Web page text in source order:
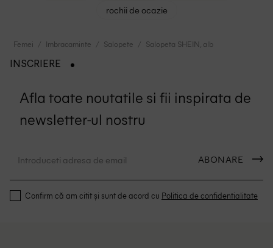
rochii de ocazie
Femei Imbracaminte Salopete Salopeta SHEIN, alb
INSCRIERE
Afla toate noutatile si fii inspirata de
newsletter-ul nostru
ABONARE
Confirm că am citit și sunt de acord cu Politica de confidentialitate